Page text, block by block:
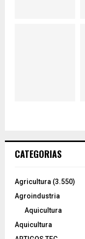
CATEGORIAS
Agricultura (3.550)
Agroindustria
Aquicultura
Aquicultura